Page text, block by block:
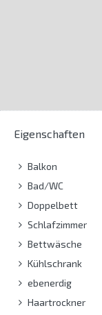
Eigenschaften
Balkon
Bad/WC
Doppelbett
Schlafzimmer
Bettwäsche
Kühlschrank
ebenerdig
Haartrockner